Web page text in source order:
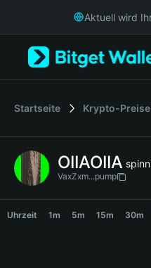
Русский
Italiano
简体中文
繁體中文
Bahasa Indonesia
Aktuell wird
Startseite Krypto-Preise
OIIAOIIA
VaxZxm...pump
Uhrzeit 1m 5m 15m 30m